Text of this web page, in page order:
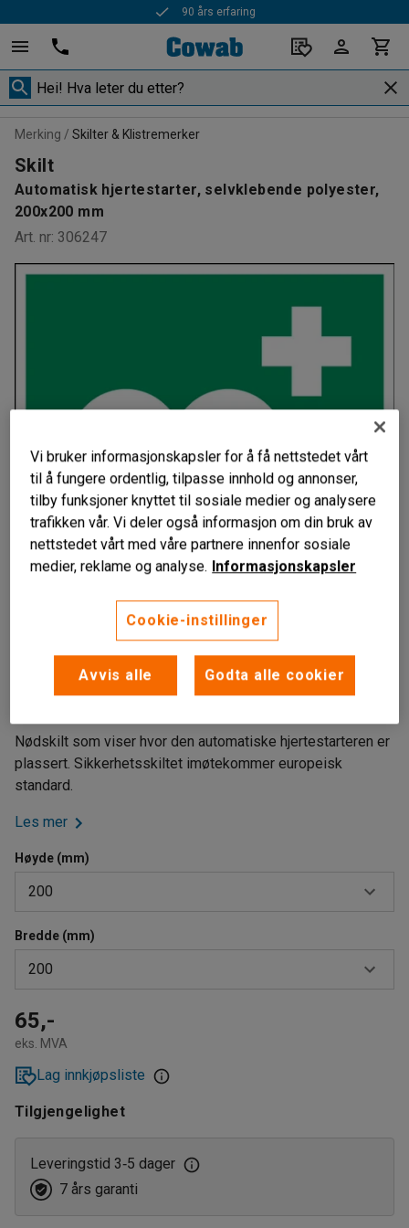
90 års erfaring
Merking Skilter & Klistremerker
Skilt
Automatisk hjertestarter, selvklebende polyester,
200x200 mm
Art. nr: 306247
Liknende produkter
Fyller EN ISO 7010-krav
Viser hvor hjertestarteren er plassert
Nødskilt som viser hvor den automatiske hjertestarteren er
plassert. Sikkerhetsskiltet imøtekommer europeisk
standard.
Les mer
Høyde (mm)
200
100
200
Bredde (mm)
200
100
200
65,-
eks. MVA
Lag innkjøpsliste
Tilgjengelighet
Leveringstid 3‑5 dager
7 års garanti
Vi bruker informasjonskapsler for å få nettstedet vårt
til å fungere ordentlig, tilpasse innhold og annonser,
tilby funksjoner knyttet til sosiale medier og analysere
trafikken vår. Vi deler også informasjon om din bruk av
nettstedet vårt med våre partnere innenfor sosiale
medier, reklame og analyse. Informasjonskapsler
Cookie-instillinger
Avvis alle Godta alle cookier